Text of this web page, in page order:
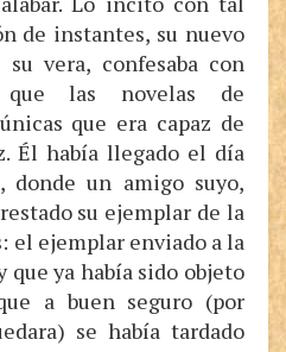
de instantes, su nuevo
vera, confesaba con
que las novelas de
que era capaz de
Él había llegado el día
donde un amigo suyo,
su ejemplar de la
el ejemplar enviado a la
ya había sido objeto
a buen seguro (por
se había tardado